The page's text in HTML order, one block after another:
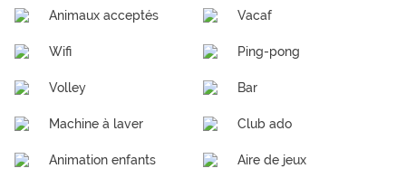
Animaux acceptés Vacaf
Wifi Ping-pong
Volley Bar
Machine à laver Club ado
Animation enfants Aire de jeux